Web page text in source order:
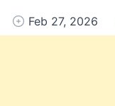
Feb 27, 2026